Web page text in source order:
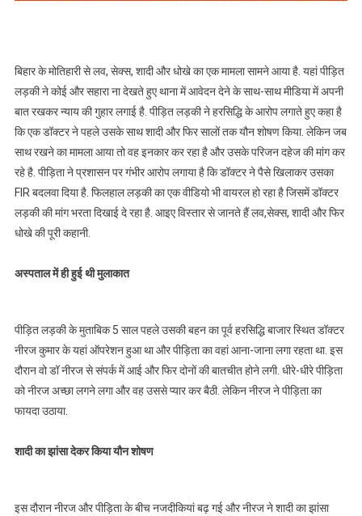
बिहार के मोतिहारी से लव, सेक्स, शादी और धोखे का एक मामला सामने आया है. यहां पीड़ित
लड़की ने कोई और सहारा ना देखते हुए थाना में आवेदन देने के साथ-साथ मीडिया में अपनी
बात रखकर न्याय की गुहार लगाई है. पीड़ित लड़की ने हरसिद्धि के आरोप लगाते हुए कहा है
कि एक डॉक्टर ने पहले उसके साथ शादी और फिर सालों तक यौन शोषण किया. लेकिन जब
साथ रखने का मामला आया तो वह इनकार कर रहा है और उसके परिजन दहेज की मांग कर
रहे है. पीड़िता ने प्रशासन पर गंभीर आरोप लगाया है कि डॉक्टर ने पैसे खिलाकर उसका
FIR बदलवा दिया है. फिलहाल लड़की का एक वीडियो भी वायरल हो रहा है जिसमें डॉक्टर
लड़की की मांग भरता दिखाई दे रहा है. आइए विस्तार से जानते हैं लव,सेक्स, शादी और फिर
धोखे की पूरी कहानी.
अस्पताल में ही हुई थी मुलाकात
पीड़ित लड़की के मुताबिक 5 साल पहले उसकी बहन का पूर्व हरसिद्धि बाजार स्थित डॉक्टर
नीरज कुमार के यहां ऑपरेशन हुआ था और पीड़िता का वहां आना-जाना लगा रहता था. इस
दौरान वो डॉ नीरज से संपर्क में आई और फिर दोनों की बातचीत होने लगी. धीरे-धीरे पीड़िता
को नीरज अच्छा लगने लगा और वह उससे प्यार कर बैठी. लेकिन नीरज ने पीड़िता का
फायदा उठाया.
शादी का झांसा देकर किया यौन शोषण
इस दौरान नीरज और पीड़िता के बीच नजदीकियां बढ़ गई और नीरज ने शादी का झांसा